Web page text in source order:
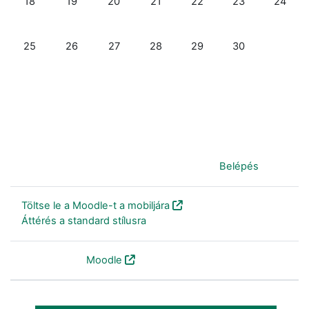
Nincs esemény, november, 25., hétfő
25 Nincs esemény, november, 26., kedd
26 Nincs esemény, november, 27., szerda
27 Nincs esemény, november, 28.,
28 Nincs esemény,
29 Nincs
30
Belépés
Töltse le a Moodle-t a mobiljára
Áttérés a standard stílusra
Moodle